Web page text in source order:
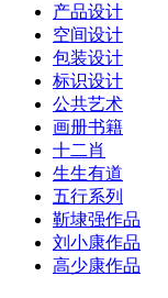
产品设计
空间设计
包装设计
标识设计
公共艺术
画册书籍
十二肖
生生有道
五行系列
靳埭强作品
刘小康作品
高少康作品